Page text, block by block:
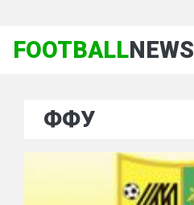
FOOTBALLNEWS
ФФУ